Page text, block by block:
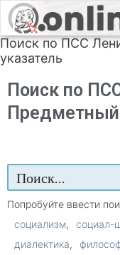
Поиск по ПСС
указатель
Поиск по
Предметный
Попробуйте ввести
социализм
социал-
диалектика